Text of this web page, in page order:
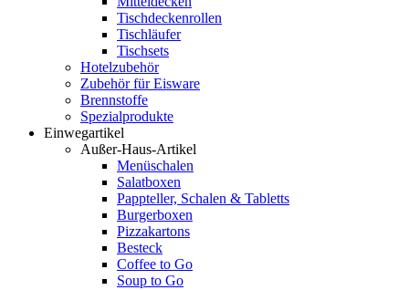
Tischdeckenrollen
Tischläufer
Tischsets
Hotelzubehör
Zubehör für Eisware
Brennstoffe
Spezialprodukte
Einwegartikel
Außer-Haus-Artikel
Menüschalen
Salatboxen
Pappteller, Schalen & Tabletts
Burgerboxen
Pizzakartons
Besteck
Coffee to Go
Soup to Go